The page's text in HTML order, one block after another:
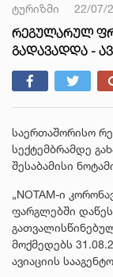
ტურიზმი 22/07/
ᲠᲔᲒᲣᲚᲐᲠᲣᲚ
ᲒᲐᲓᲐᲕᲐᲓᲓᲐ -
საერთაშორისო
სექტემბრამდე
შესაბამისი
„NOTAM-ი
ფარგლებში
მოქმედებს
ავიაციის